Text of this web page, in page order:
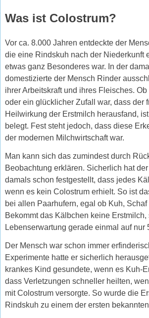
Was ist Colostrum?
Vor ca. 8.000 Jahren entdeckte der
die eine Rindskuh nach der Niederkunft
etwas ganz Besonderes war. In der
domestizierte der Mensch Rinder
ihrer Arbeitskraft und ihres Fleisches.
oder ein glücklicher Zufall war, dass der
Heilwirkung der Erstmilch herausfand,
belegt. Fest steht jedoch, dass diese
der modernen Milchwirtschaft war.
Man kann sich das zumindest durch
Beobachtung erklären. Sicherlich hat
damals schon festgestellt, dass jedes
wenn es kein Colostrum erhielt. So ist
bei allen Paarhufern, egal ob Kuh, Schaf
Bekommt das Kälbchen keine Erstmilch,
Lebenserwartung gerade einmal auf nur
Der Mensch war schon immer
Experimente hatte er sicherlich
krankes Kind gesundete, wenn es Kuh-
dass Verletzungen schneller heilten,
mit Colostrum versorgte. So wurde die
Rindskuh zu einem der ersten